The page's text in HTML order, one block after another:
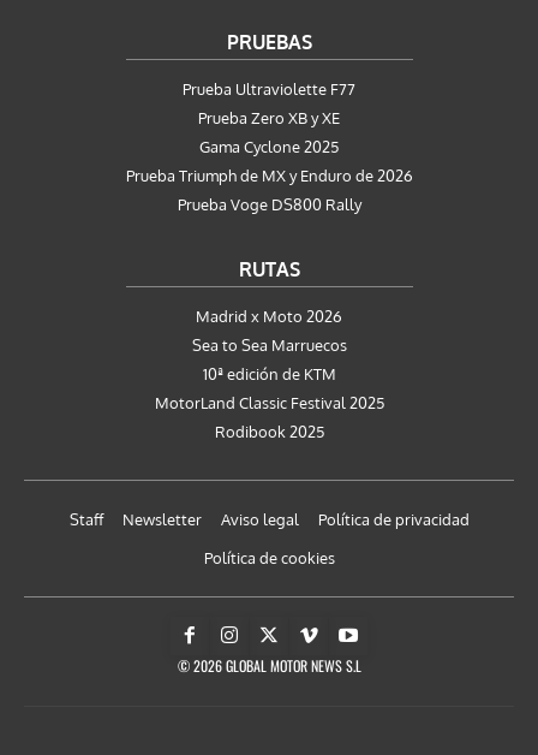
PRUEBAS
Prueba Ultraviolette F77
Prueba Zero XB y XE
Gama Cyclone 2025
Prueba Triumph de MX y Enduro de 2026
Prueba Voge DS800 Rally
RUTAS
Madrid x Moto 2026
Sea to Sea Marruecos
10ª edición de KTM
MotorLand Classic Festival 2025
Rodibook 2025
Staff Newsletter Aviso legal
Política de privacidad
Política de cookies
© 2026 GLOBAL MOTOR NEWS S.L